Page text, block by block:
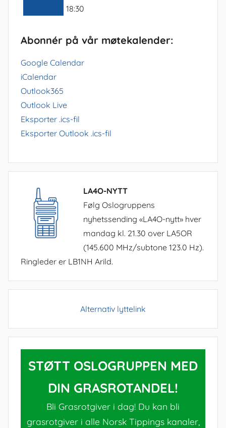
18:30
Abonnér på vår møtekalender:
Google Calendar
iCalendar
Outlook365
Outlook Live
Eksporter .ics-fil
Eksporter Outlook .ics-fil
LA4O-NYTT
Følg Oslogruppens
nyhetssending «LA4O-nytt» hver
mandag kl. 21.30 over LA5OR
(145.600 MHz/subtone 123.0 Hz).
Ringleder er LB1NH Arild.
Alternativ lyttelink
STØTT OSLOGRUPPEN MED
DIN GRASROTANDEL!
Bli Grasrotgiver i dag! Du kan bli
grasrotgiver i alle Norsk Tippings kanaler,